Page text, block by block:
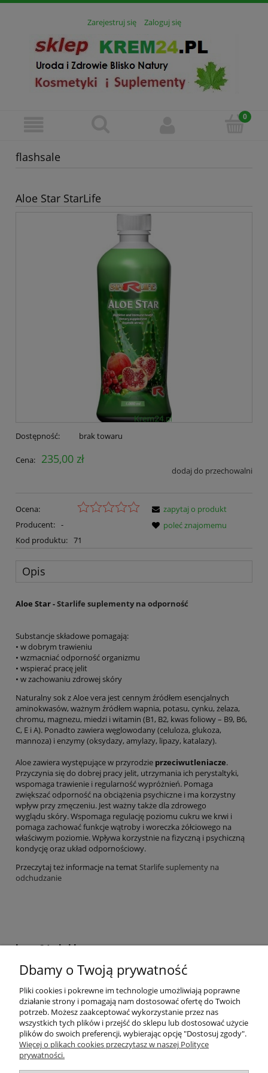
Zarejestruj się Zaloguj się
flashsale
Aloe Star StarLife
Dostępność: brak towaru
Cena: 235,00 zł
dodaj do przechowalni
Ocena:
Producent: -
Kod produktu: 71
zapytaj o produkt
poleć znajomemu
Opis
Aloe Star -Starlife suplementy na odporność
Substancje składowe pomagają:
• w dobrym trawieniu
• wzmacniać odporność organizmu
• wspierać pracę jelit
• w zachowaniu zdrowej skóry
Naturalny sok z Aloe vera jest cennym źródłem esencjalnych
aminokwasów, ważnym źródłem wapnia, potasu, cynku, żelaza,
chromu, magnezu, miedzi i witamin (B1, B2, kwas foliowy – B9, B6,
C, E i A). Ponadto zawiera węglowodany (celuloza, glukoza,
mannoza) i enzymy (oksydazy, amylazy, lipazy, katalazy).
Aloe zawiera występujące w przyrodzie przeciwutleniacze.
Przyczynia się do dobrej pracy jelit, utrzymania ich perystaltyki,
wspomaga trawienie i regularność wypróżnień. Pomaga
zwiększać odporność na obciążenia psychiczne i ma korzystny
wpływ przy zmęczeniu. Jest ważny także dla zdrowego
wyglądu skóry. Wspomaga regulację poziomu cukru we krwi i
pomaga zachować funkcje wątroby i woreczka żółciowego na
właściwym poziomie. Wpływa korzystnie na fizyczną i psychiczną
kondycję oraz układ odpornościowy.
Przeczytaj też informacje na temat Starlife suplementy na
odchudzanie
krem24.pl sklep
+48 508 283 281
sklep@krem24.pl
Litewska 10
51-354Wrocław woj. dolnośląskie
NIP 8981978725
Pomoc
Moje konto
Dbamy o Twoją prywatność
Pliki cookies i pokrewne im technologie umożliwiają poprawne
działanie strony i pomagają nam dostosować ofertę do Twoich
potrzeb. Możesz zaakceptować wykorzystanie przez nas
wszystkich tych plików i przejść do sklepu lub dostosować użycie
plików do swoich preferencji, wybierając opcję "Dostosuj zgody".
Więcej o plikach cookies przeczytasz w naszej Polityce
prywatności.